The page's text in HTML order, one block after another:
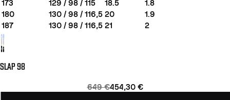
173
129 / 98 / 115 18.5
1.8
180
130 / 98 / 116,5 20
1.9
187
130 / 98 / 116,5 21 2
SLAP 98
649 €454,30 €